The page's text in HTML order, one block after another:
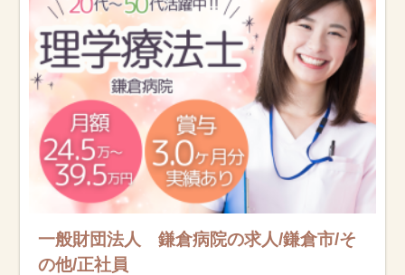
一般財団法人 鎌倉病院の求人/鎌倉市/そ
の他/正社員